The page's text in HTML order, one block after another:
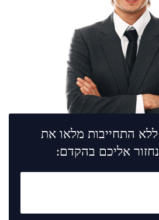
ללא התחייבות מלאו את
אליכם בהקדם: